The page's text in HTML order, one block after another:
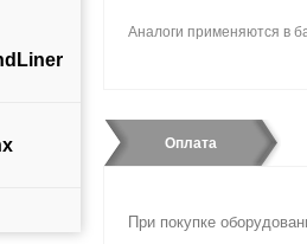
Аналоги применяются в
Оплата
При покупке